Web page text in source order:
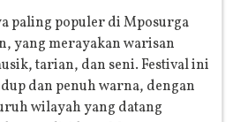
paling populer di Mposurga
yang merayakan warisan
tarian, dan seni. Festival ini
dan penuh warna, dengan
wilayah yang datang